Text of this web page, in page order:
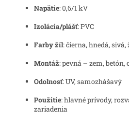
Napätie: 0,6/1 kV
Izolácia/plášť: PVC
Farby žíl: čierna, hnedá, sivá,
Montáž: pevná – zem,
Odolnosť: UV, samozhášavý
Použitie: hlavné prívody,
zariadenia